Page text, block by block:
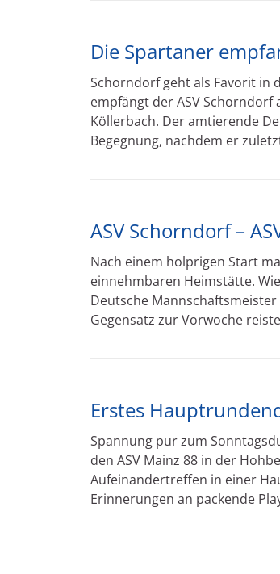
Die Spartaner
Schorndorf geht als Favorit in
empfängt der ASV Schorndorf
Köllerbach. Der amtierende
Begegnung, nachdem er
ASV Schorndorf –
Nach einem holprigen Start
einnehmbaren Heimstätte.
Deutsche Mannschaftsmeister
Gegensatz zur Vorwoche
Erstes
Spannung pur zum
den ASV Mainz 88 in der
Aufeinandertreffen in einer
Erinnerungen an packende